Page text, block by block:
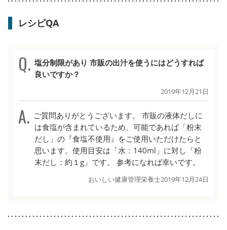
レシピQA
塩分制限があり 市販の出汁を使うにはどうすれば
良いですか？
2019年12月21日
ご質問ありがとうございます。 市販の液体だしに
は食塩が含まれているため、可能であれば「粉末
だし」の『食塩不使用』をご使用いただけたらと
思います。使用目安は「水：140ml」に対し「粉
末だし：約１g」です。 参考になれば幸いです。
おいしい健康管理栄養士2019年12月24日